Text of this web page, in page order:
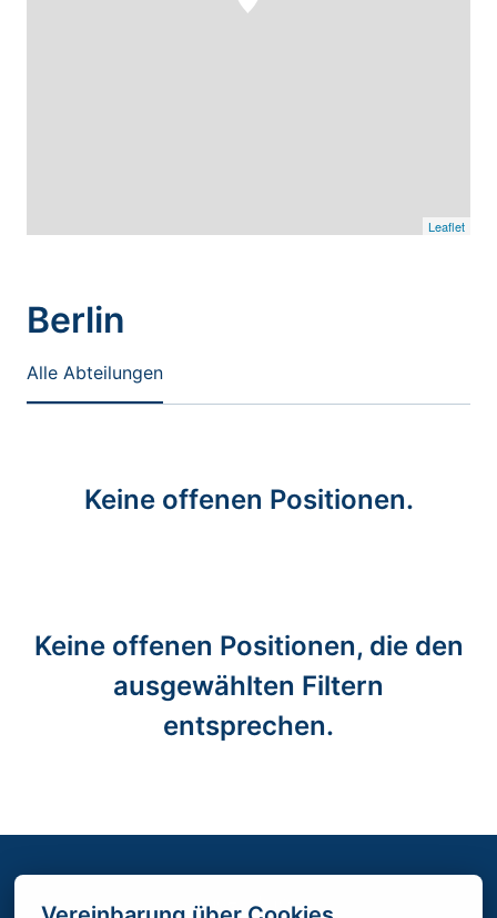
Leaflet
Berlin
Alle Abteilungen
Keine offenen Positionen.
Keine offenen Positionen, die den
ausgewählten Filtern
entsprechen.
Gender Hinweis